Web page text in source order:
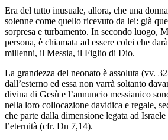
Era del tutto inusuale, allora, che una
solenne come quello ricevuto da lei: già
sorpresa e turbamento. In secondo luogo,
persona, è chiamata ad essere colei che
millenni, il Messia, il Figlio di Dio.
La grandezza del neonato è assoluta (vv.
dall’esterno ed essa non varrà soltanto
divina di Gesù e l’annuncio messianico
nella loro collocazione davidica e regale,
che parte dalla dimensione legata ad Israele
l’eternità (cfr. Dn 7,14).